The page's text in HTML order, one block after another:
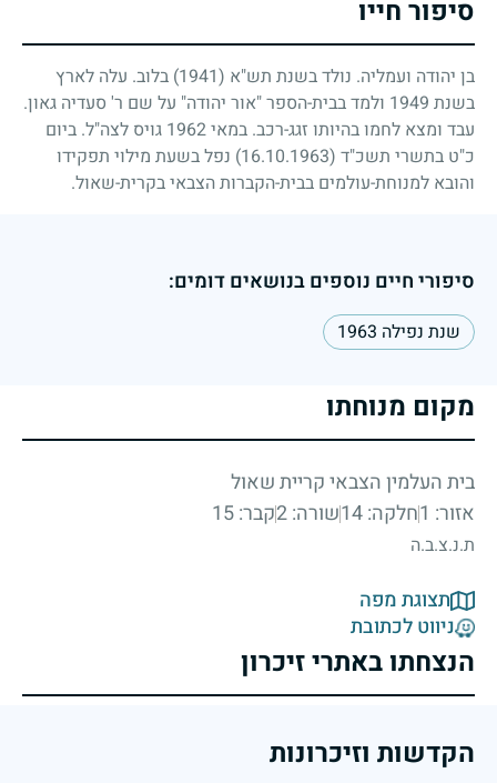
סיפור חייו
בן יהודה ועמליה. נולד בשנת תש"א (1941)
בלוב. עלה לארץ
בשנת 1949 ולמד בבית-הספר "אור יהודה" על שם ר' סעדיה גאון.
עבד ומצא לחמו בהיותו זגג-רכב. במאי1962 גויס לצה"ל. ביום
כ"ט בתשרי תשכ"ד (16.10.1963)
נפל בשעת מילוי תפקידו
והובא למנוחת-עולמים בבית-הקברות הצבאי בקרית-שאול.
סיפורי חיים נוספים בנושאים דומים:
שנת נפילה 1963
מקום מנוחתו
בית העלמין הצבאי קריית שאול
אזור: 1
חלקה: 14 שורה: 2 קבר: 15
ת.נ.צ.ב.ה
תצוגת מפה
ניווט לכתובת
הנצחתו באתרי זיכרון
הקדשות וזיכרונות